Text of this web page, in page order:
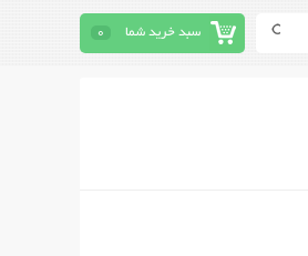
سبد خرید شما 0